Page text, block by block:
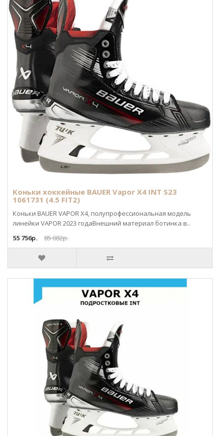
Коньки хоккейные BAUER Vapor X4 INT S23
1061731 (4.5 FIT2)
Коньки BAUER VAPOR X4, полупрофессиональная модель
линейки VAPOR 2023 годаВнешний материал ботинка в..
55 756р.
85 082р.